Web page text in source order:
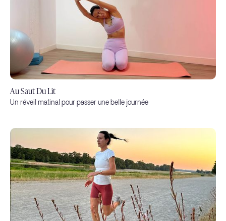
Au Saut Du Lit
Un réveil matinal pour passer une belle journée